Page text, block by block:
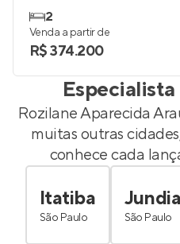
2
Venda a partir de
R$ 374.200
Rozilane Aparecida
muitas outras
conhece cada
Itatiba
São Paulo São Paulo